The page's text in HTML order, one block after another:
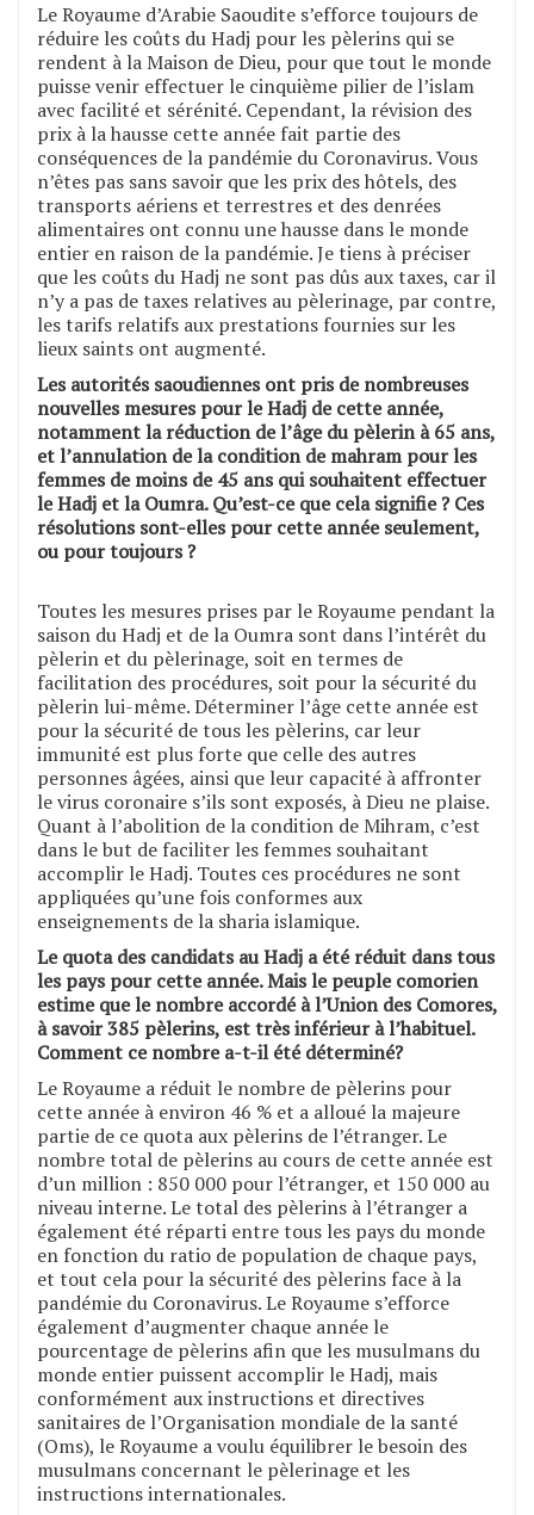
Le Royaume d’Arabie Saoudite s’efforce toujours de
réduire les coûts du Hadj pour les pèlerins qui se
rendent à la Maison de Dieu, pour que tout le monde
puisse venir effectuer le cinquième pilier de l’islam
avec facilité et sérénité. Cependant, la révision des
prix à la hausse cette année fait partie des
conséquences de la pandémie du Coronavirus. Vous
n’êtes pas sans savoir que les prix des hôtels, des
transports aériens et terrestres et des denrées
alimentaires ont connu une hausse dans le monde
entier en raison de la pandémie. Je tiens à préciser
que les coûts du Hadj ne sont pas dûs aux taxes, car il
n’y a pas de taxes relatives au pèlerinage, par contre,
les tarifs relatifs aux prestations fournies sur les
lieux saints ont augmenté.
Les autorités saoudiennes ont pris de nombreuses
nouvelles mesures pour le Hadj de cette année,
notamment la réduction de l’âge du pèlerin à 65 ans,
et l’annulation de la condition de mahram pour les
femmes de moins de 45 ans qui souhaitent effectuer
le Hadj et la Oumra. Qu’est-ce que cela signifie ? Ces
résolutions sont-elles pour cette année seulement,
ou pour toujours ?
Toutes les mesures prises par le Royaume pendant la
saison du Hadj et de la Oumra sont dans l’intérêt du
pèlerin et du pèlerinage, soit en termes de
facilitation des procédures, soit pour la sécurité du
pèlerin lui-même. Déterminer l’âge cette année est
pour la sécurité de tous les pèlerins, car leur
immunité est plus forte que celle des autres
personnes âgées, ainsi que leur capacité à affronter
le virus coronaire s’ils sont exposés, à Dieu ne plaise.
Quant à l’abolition de la condition de Mihram, c’est
dans le but de faciliter les femmes souhaitant
accomplir le Hadj. Toutes ces procédures ne sont
appliquées qu’une fois conformes aux
enseignements de la sharia islamique.
Le quota des candidats au Hadj a été réduit dans tous
les pays pour cette année. Mais le peuple comorien
estime que le nombre accordé à l’Union des Comores,
à savoir 385 pèlerins, est très inférieur à l’habituel.
Comment ce nombre a-t-il été déterminé?
Le Royaume a réduit le nombre de pèlerins pour
cette année à environ 46 % et a alloué la majeure
partie de ce quota aux pèlerins de l’étranger. Le
nombre total de pèlerins au cours de cette année est
d’un million : 850 000 pour l’étranger, et 150 000 au
niveau interne. Le total des pèlerins à l’étranger a
également été réparti entre tous les pays du monde
en fonction du ratio de population de chaque pays,
et tout cela pour la sécurité des pèlerins face à la
pandémie du Coronavirus. Le Royaume s’efforce
également d’augmenter chaque année le
pourcentage de pèlerins afin que les musulmans du
monde entier puissent accomplir le Hadj, mais
conformément aux instructions et directives
sanitaires de l’Organisation mondiale de la santé
(Oms), le Royaume a voulu équilibrer le besoin des
musulmans concernant le pèlerinage et les
instructions internationales.